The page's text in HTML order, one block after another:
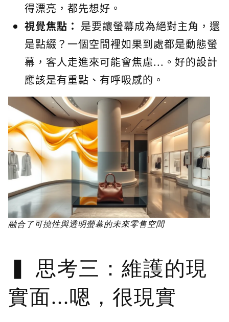
得漂亮，都先想好。
視覺焦點： 是要讓螢幕成為絕對主角，還
是點綴？一個空間裡如果到處都是動態螢
幕，客人走進來可能會焦慮...。好的設計
應該是有重點、有呼吸感的。
融合了可撓性與透明螢幕的未來零售空間
思考三：維護的現
實面...嗯，很現實